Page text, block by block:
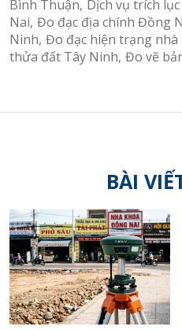
Bình Thuận Dịch vụ trích
Nai Đo đạc địa chính Đồng
Ninh Đo đạc hiện trạng nhà
thửa đất Tây Ninh Đo vẽ
BÀI